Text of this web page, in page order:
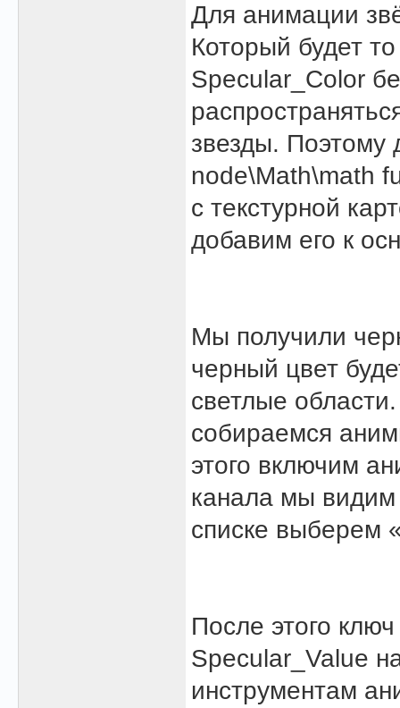
Для анимации
Который будет
Specular_Color
звезды. Поэтому
node\Math\math
с текстурной
добавим его к
Мы получили
черный цвет
светлые
собираемся
этого включим
канала мы
списке выберем
После этого
Specular_Value
инструментам